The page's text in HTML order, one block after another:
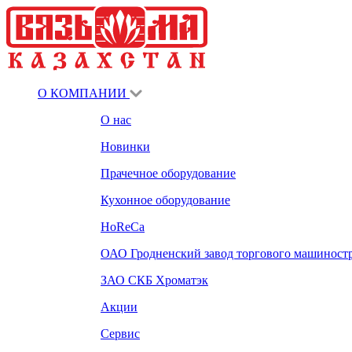
О КОМПАНИИ
О нас
Новинки
Прачечное оборудование
Кухонное оборудование
HoReCa
ОАО Гродненский завод торгового
ЗАО СКБ Хроматэк
Акции
Сервис